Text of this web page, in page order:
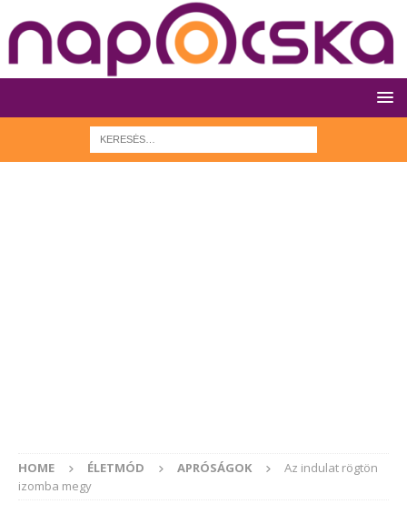
HOME ÉLETMÓD APRÓSÁGOK
Az indulat rögtön
izomba megy